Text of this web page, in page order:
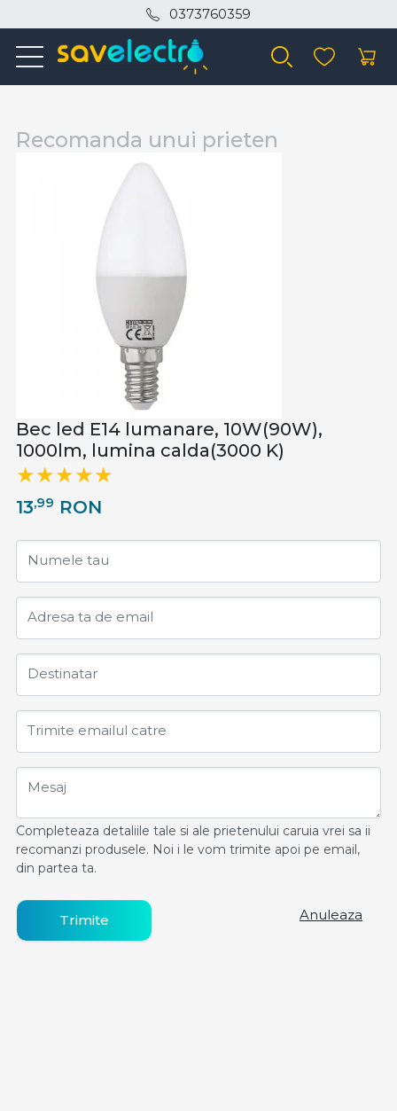
0373760359
Recomanda unui prieten
Bec led E14 lumanare, 10W(90W),
1000lm, lumina calda(3000 K)
13,99 RON
Numele tau
Adresa ta de email
Destinatar
Trimite emailul catre
Mesaj
Completeaza detaliile tale si ale prietenului caruia vrei sa ii
recomanzi produsele. Noi i le vom trimite apoi pe email,
din partea ta.
Trimite Anuleaza